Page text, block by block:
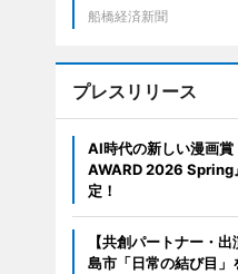
船橋経済新聞
プレスリリース
AI時代の新しい漫画
AWARD 2026 Spring
定！
【共創パートナー・
島市「日常の結び目」